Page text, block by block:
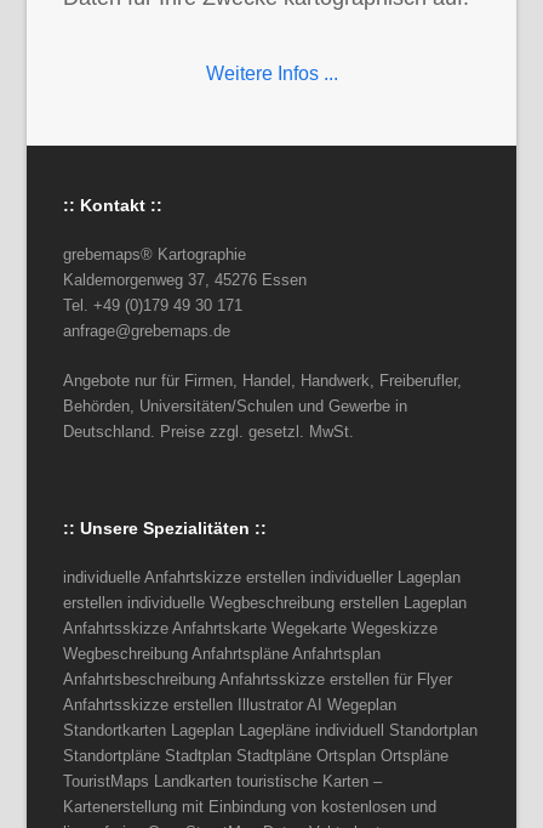
Weitere Infos ...
:: Kontakt ::
grebemaps® Kartographie
Kaldemorgenweg 37, 45276 Essen
Tel. +49 (0)179 49 30 171
anfrage@grebemaps.de
Angebote nur für Firmen, Handel, Handwerk, Freiberufler,
Behörden, Universitäten/Schulen und Gewerbe in
Deutschland. Preise zzgl. gesetzl. MwSt.
:: Unsere Spezialitäten ::
individuelle Anfahrtskizze erstellen individueller Lageplan
erstellen individuelle Wegbeschreibung erstellen Lageplan
Anfahrtsskizze Anfahrtskarte Wegekarte Wegeskizze
Wegbeschreibung Anfahrtspläne Anfahrtsplan
Anfahrtsbeschreibung Anfahrtsskizze erstellen für Flyer
Anfahrtsskizze erstellen Illustrator AI Wegeplan
Standortkarten Lageplan Lagepläne individuell Standortplan
Standortpläne Stadtplan Stadtpläne Ortsplan Ortspläne
TouristMaps Landkarten touristische Karten –
Kartenerstellung mit Einbindung von kostenlosen und